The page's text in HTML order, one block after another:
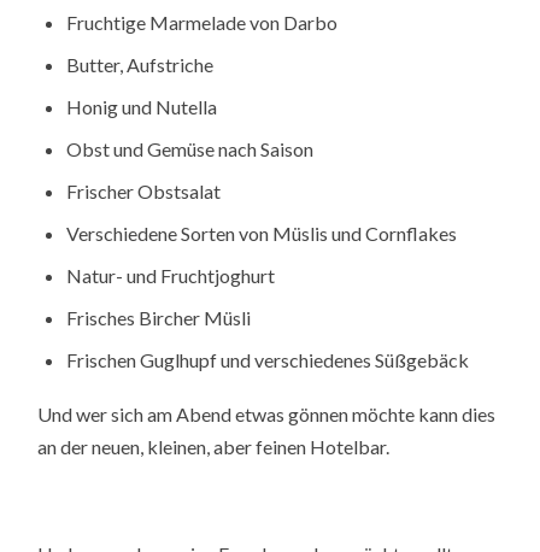
Fruchtige Marmelade von Darbo
Butter, Aufstriche
Honig und Nutella
Obst und Gemüse nach Saison
Frischer Obstsalat
Verschiedene Sorten von Müslis und Cornflakes
Natur- und Fruchtjoghurt
Frisches Bircher Müsli
Frischen Guglhupf und verschiedenes Süßgebäck
Und wer sich am Abend etwas gönnen möchte kann dies
an der neuen, kleinen, aber feinen Hotelbar.